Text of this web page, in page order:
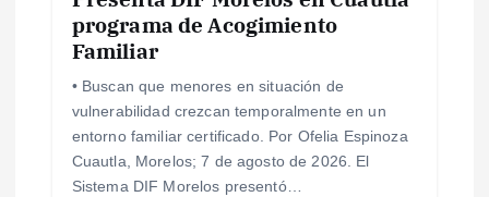
programa de Acogimiento
Familiar
• Buscan que menores en situación de
vulnerabilidad crezcan temporalmente en un
entorno familiar certificado. Por Ofelia Espinoza
Cuautla, Morelos; 7 de agosto de 2026. El
Sistema DIF Morelos presentó…